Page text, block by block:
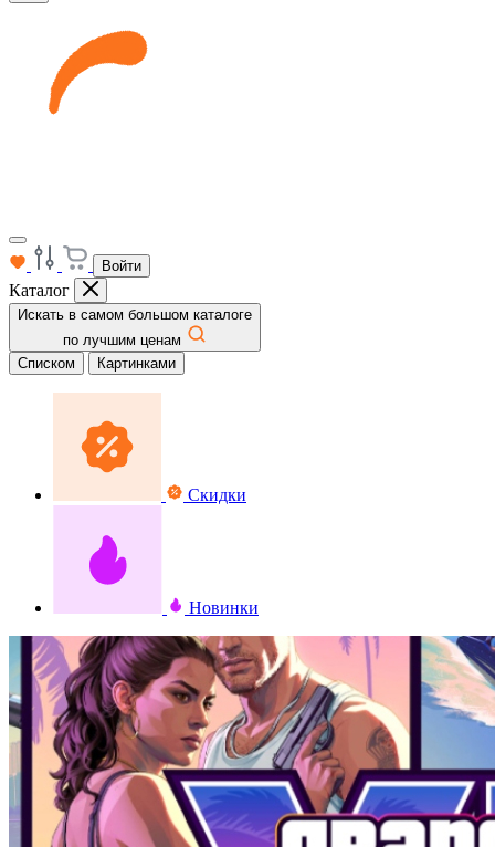
Войти
Каталог
Искать в самом большом каталоге
по лучшим ценам
Списком
Картинками
Скидки
Новинки